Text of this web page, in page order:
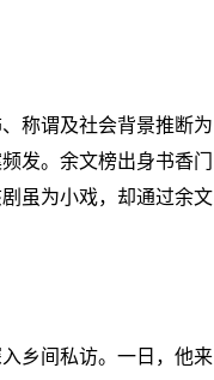
称谓及社会背景推断为
发。余文榜出身书香门
虽为小戏，却通过余文
乡间私访。一日，他来